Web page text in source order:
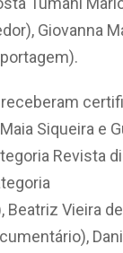
Giovanna
Siqueira e
Revista
Vieira